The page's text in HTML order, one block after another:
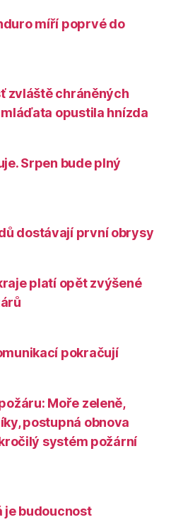
míří poprvé do
zvláště chráněných
opustila hnízda
Srpen bude plný
dostávají první obrysy
platí opět zvýšené
pokračují
Moře zeleně,
postupná obnova
systém požární
je budoucnost